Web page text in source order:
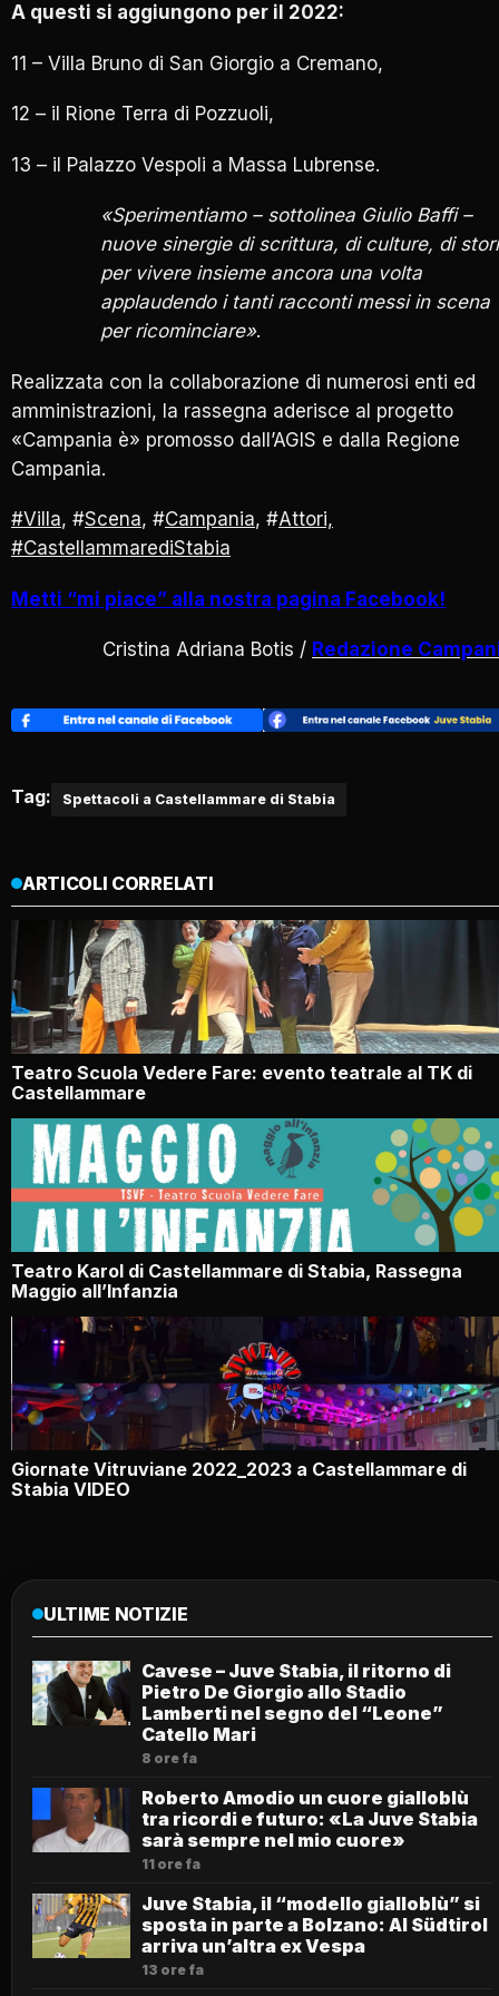
A questi si aggiungono per il 2022:
11 – Villa Bruno di San Giorgio a Cremano,
12 – il Rione Terra di Pozzuoli,
13 – il Palazzo Vespoli a Massa Lubrense.
«Sperimentiamo – sottolinea Giulio Baffi –
nuove sinergie di scrittura, di culture, di
per vivere insieme ancora una volta
applaudendo i tanti racconti messi in scena
per ricominciare».
Realizzata con la collaborazione di numerosi enti ed
amministrazioni, la rassegna aderisce al progetto
«Campania è» promosso dall’AGIS e dalla Regione
Campania.
#Villa, #Scena, #Campania, #Attori,
#CastellammarediStabia
Metti “mi piace” alla nostra pagina Facebook!
Cristina Adriana Botis / Redazione
Tag: Spettacoli a Castellammare di Stabia
ARTICOLI CORRELATI
Teatro Scuola Vedere Fare: evento teatrale al TK di
Castellammare
Teatro Karol di Castellammare di Stabia, Rassegna
Maggio all’Infanzia
Giornate Vitruviane 2022_2023 a Castellammare di
Stabia VIDEO
ULTIME NOTIZIE
Cavese – Juve Stabia, il ritorno di
Pietro De Giorgio allo Stadio
Lamberti nel segno del “Leone”
Catello Mari
8 ore fa
Roberto Amodio un cuore gialloblù
tra ricordi e futuro: «La Juve Stabia
sarà sempre nel mio cuore»
11 ore fa
Juve Stabia, il “modello gialloblù” si
sposta in parte a Bolzano: Al Südtirol
arriva un’altra ex Vespa
13 ore fa